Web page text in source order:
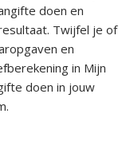
doen en
Twijfel je of
en
in Mijn
doen in jouw